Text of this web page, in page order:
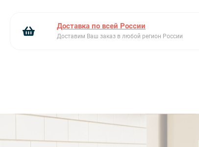
самостоятельно отключит его по истечению
времени. Электронный таймер позволяет
элементы|так и кольцевого нагревателя|в
сочетании с конвекционным вентилятором|
позволяют готовить самые сложные и
Доставка по всей России
Доставим Ваш заказ в любой регион России